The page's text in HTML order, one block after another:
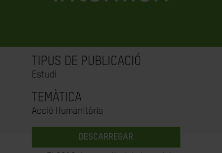
TIPUS DE PUBLICACIÓ
Estudi
TEMÀTICA
Acció Humanitària
DESCARREGAR